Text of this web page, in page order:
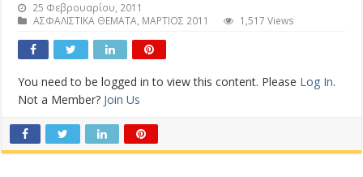
25 Φεβρουαρίου, 2011
ΑΣΦΑΛΙΣΤΙΚΑ ΘΕΜΑΤΑ, ΜΑΡΤΙΟΣ 2011 1,517 Views
You need to be logged in to view this content. Please Log In.
Not a Member? Join Us